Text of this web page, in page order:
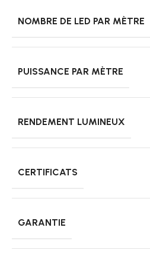
NOMBRE DE LED PAR MÈTRE
PUISSANCE PAR MÈTRE
RENDEMENT LUMINEUX
CERTIFICATS
GARANTIE